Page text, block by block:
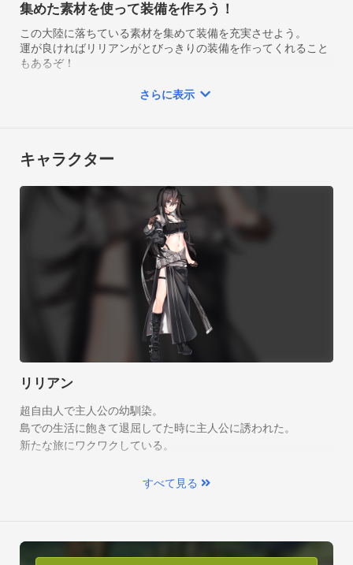
集めた素材を使って装備を作ろう！
この大陸に落ちている素材を集めて装備を充実させよう。
運が良ければリリアンがとびっきりの装備を作ってくれること
もあるぞ！
戦闘！
各エリアの最後にはボスがいる。
さらに表示
キャラクター
リリアン
超自由人で主人公の幼馴染。
島での生活に飽きて退屈してた時に主人公に誘われた。
新たな旅にワクワクしている。
すべて見る